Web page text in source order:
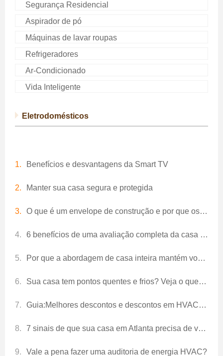
Segurança Residencial
Aspirador de pó
Máquinas de lavar roupas
Refrigeradores
Ar-Condicionado
Vida Inteligente
Eletrodomésticos
Benefícios e desvantagens da Smart TV
Manter sua casa segura e protegida
O que é um envelope de construção e por que os proprietários devem se importar?
6 benefícios de uma avaliação completa da casa e auditoria energética em Atlanta
Por que a abordagem de casa inteira mantém você tão confortável
Sua casa tem pontos quentes e frios? Veja o que fazer.
Guia:Melhores descontos e descontos em HVAC e energia de Atlanta
7 sinais de que sua casa em Atlanta precisa de vedação de ar
Vale a pena fazer uma auditoria de energia HVAC?